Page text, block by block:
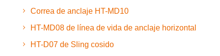
Correa de anclaje HT-MD10
HT-MD08 de línea de vida de anclaje horizontal
HT-D07 de Sling cosido